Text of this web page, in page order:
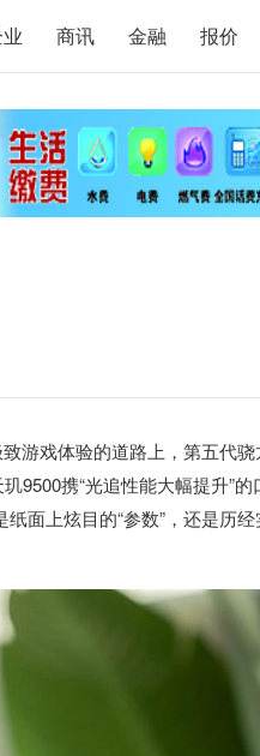
商讯 金融 报价
游戏体验的道路上，第五代骁
9500携“光追性能大幅提升”的
面上炫目的“参数”，还是历经